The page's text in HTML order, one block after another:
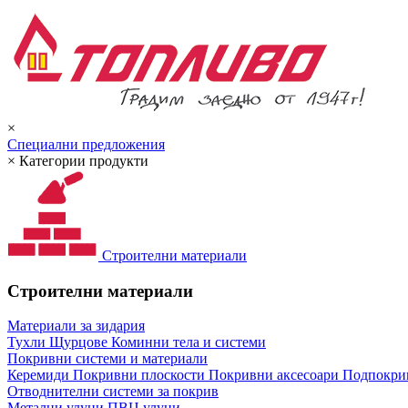
×
Специални предложения
× Категории продукти
Строителни материали
Строителни материали
Материали за зидария
Тухли Щурцове Коминни тела и системи
Покривни системи и материали
Керемиди Покривни плоскости Покривни аксесоари
Отводнителни системи за покрив